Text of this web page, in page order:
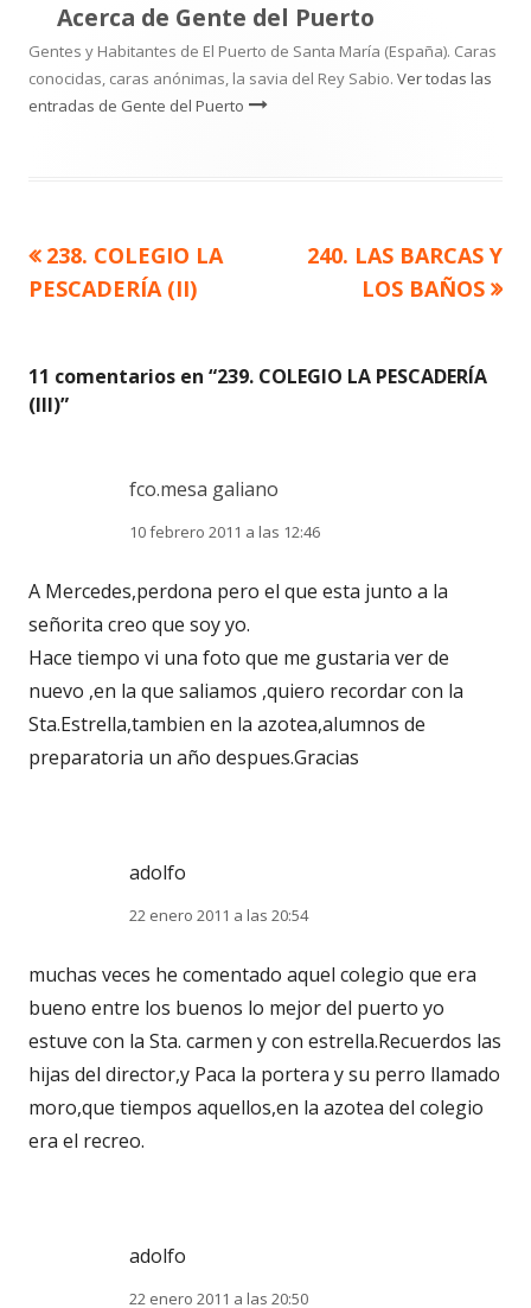
Acerca de Gente del Puerto
Gentes y Habitantes de El Puerto de Santa María (España). Caras
conocidas, caras anónimas, la savia del Rey Sabio. Ver todas las
entradas de Gente del Puerto
Navegación
entradas
Artículo
anterior
238. COLEGIO LA
PESCADERÍA (II)
Artículo
siguiente
240. LAS BARCAS Y
LOS BAÑOS
11 comentarios en “239. COLEGIO LA PESCADERÍA
(III)”
fco.mesa galiano
10 febrero 2011 a las 12:46
A Mercedes,perdona pero el que esta junto a la
señorita creo que soy yo.
Hace tiempo vi una foto que me gustaria ver de
nuevo ,en la que saliamos ,quiero recordar con la
Sta.Estrella,tambien en la azotea,alumnos de
preparatoria un año despues.Gracias
adolfo
22 enero 2011 a las 20:54
muchas veces he comentado aquel colegio que era
bueno entre los buenos lo mejor del puerto yo
estuve con la Sta. carmen y con estrella.Recuerdos las
hijas del director,y Paca la portera y su perro llamado
moro,que tiempos aquellos,en la azotea del colegio
era el recreo.
adolfo
22 enero 2011 a las 20:50